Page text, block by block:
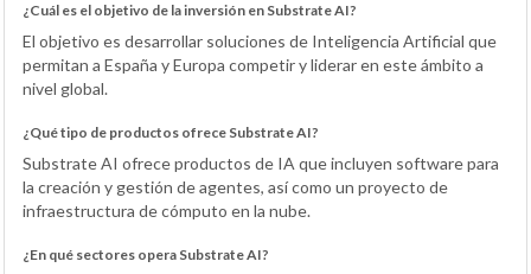
¿Cuál es el objetivo de la inversión en Substrate AI?
El objetivo es desarrollar soluciones de Inteligencia Artificial que
permitan a España y Europa competir y liderar en este ámbito a
nivel global.
¿Qué tipo de productos ofrece Substrate AI?
Substrate AI ofrece productos de IA que incluyen software para
la creación y gestión de agentes, así como un proyecto de
infraestructura de cómputo en la nube.
¿En qué sectores opera Substrate AI?